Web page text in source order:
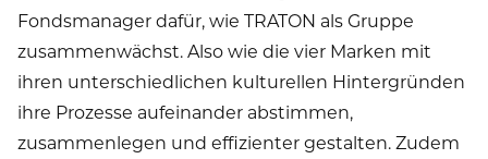
Fondsmanager dafür, wie TRATON als Gruppe
zusammenwächst. Also wie die vier Marken mit
ihren unterschiedlichen kulturellen Hintergründen
ihre Prozesse aufeinander abstimmen,
zusammenlegen und effizienter gestalten. Zudem